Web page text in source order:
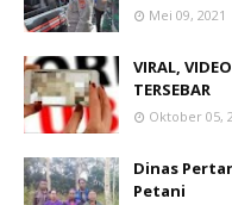
Mei 09, 2021
VIRAL,
TERSEBAR
Oktober 05,
Dinas
Petani